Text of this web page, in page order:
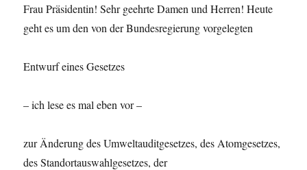
Frau Präsidentin! Sehr geehrte Damen und Herren! Heute
geht es um den von der Bundesregierung vorgelegten
Entwurf eines Gesetzes
– ich lese es mal eben vor –
zur Änderung des Umweltauditgesetzes, des Atomgesetzes,
des Standortauswahlgesetzes, der